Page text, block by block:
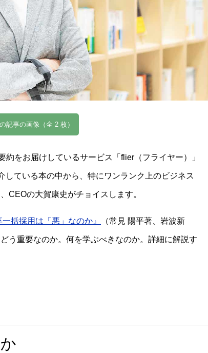
記事の画像（全 2 枚）
をお届けしているサービス「flier（フライヤー）」
している本の中から、特にワンランク上のビジネス
CEOの大賀康史がチョイスします。
括採用は「悪」なのか』 （常見 陽平著、岩波新
う重要なのか。何を学ぶべきなのか。詳細に解説す